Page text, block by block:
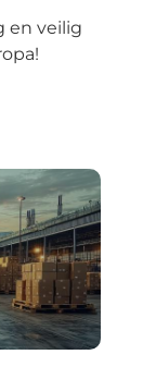
en veilig